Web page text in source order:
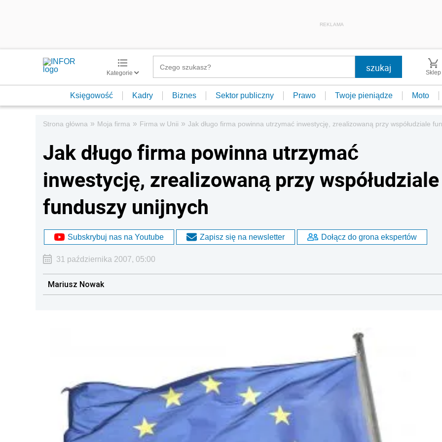
REKLAMA
Kategorie Sklep
Księgowość Kadry Biznes Sektor publiczny Prawo Twoje pieniądze Moto
Strona główna » Moja firma » Firma w Unii » Jak długo firma powinna utrzymać inwestycję, zrealizowaną przy współudziale
Jak długo firma powinna utrzymać
inwestycję, zrealizowaną przy współudziale
funduszy unijnych
Subskrybuj nas na Youtube Zapisz się na newsletter Dołącz do grona ekspertów
31 października 2007, 05:00
Mariusz Nowak